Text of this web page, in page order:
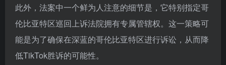
此外，法案中一个鲜为人注意的细节是，它特别指定哥
伦比亚特区巡回上诉法院拥有专属管辖权。这一策略可
能是为了确保在深蓝的哥伦比亚特区进行诉讼，从而降
低TikTok胜诉的可能性。